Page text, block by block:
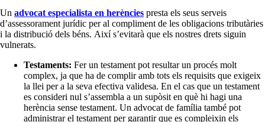
Un advocat especialista en herències presta els seus serveis
d’assessorament jurídic per al compliment de les obligacions tributàries
i la distribució dels béns. Així s’evitarà que els nostres drets siguin
vulnerats.
Testaments: Fer un testament pot resultar un procés molt
complex, ja que ha de complir amb tots els requisits que exigeix
la llei per a la seva efectiva validesa. En el cas que un testament
es consideri nul s’assembla a un supòsit en què hi hagi una
herència sense testament. Un advocat de família també pot
administrar el testament per garantir que es compleixin els